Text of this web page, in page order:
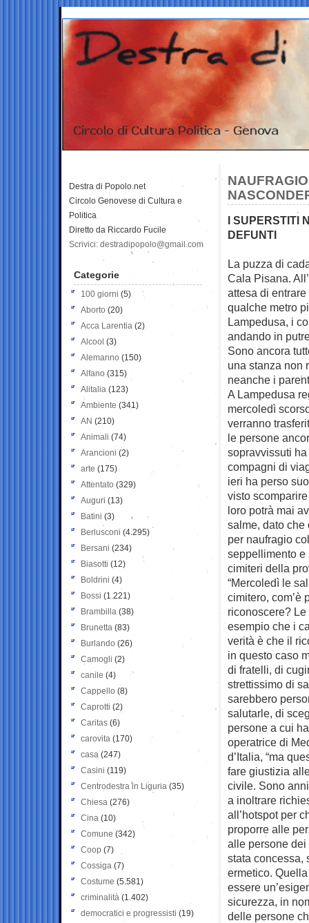
I SUPERSTITI
DEFUNTI
La puzza di
Cala Pisana.
attesa di
qualche metro
Lampedusa, i
andando in
Sono ancora
una stanza non
neanche i
A Lampedusa
mercoledì
verranno
le persone
sopravvissuti
compagni di
ieri ha perso
visto
loro potrà mai
salme, dato che
per naufragio
seppellimento e
cimiteri della
“Mercoledì le
cimitero, com’è
riconoscere?
esempio che i
verità è che il
in questo caso
di fratelli, di
strettissimo di
sarebbero
salutarle, di
persone a cui
operatrice di
d’Italia, “ma
fare giustizia
civile. Sono
a inoltrare
all’hotspot per
proporre alle
alle persone dei
stata concessa,
ermetico.
essere
sicurezza, in
delle persone
Destra di Popolo.net
Circolo Genovese di Cultura e
Politica
Diretto da Riccardo Fucile
Scrivici: destradipopolo@gmail.com
Categorie
100 giorni (5)
Aborto (20)
Acca Larentia (2)
Alcool (3)
Alemanno (150)
Alfano (315)
Alitalia (123)
Ambiente (341)
AN (210)
Animali (74)
Arancioni (2)
arte (175)
Attentato (329)
Auguri (13)
Batini (3)
Berlusconi (4.295)
Bersani (234)
Biasotti (12)
Boldrini (4)
Bossi (1.221)
Brambilla (38)
Brunetta (83)
Burlando (26)
Camogli (2)
canile (4)
Cappello (8)
Caprotti (2)
Caritas (6)
carovita (170)
casa (247)
Casini (119)
Centrodestra in Liguria (35)
Chiesa (276)
Cina (10)
Comune (342)
Coop (7)
Cossiga (7)
Costume (5.581)
criminalità (1.402)
democratici e progressisti (19)